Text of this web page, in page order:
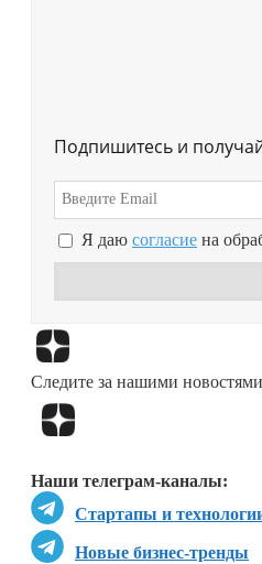
Подпишитесь и
Я даю согласие на
Следите за нашими
Наши телеграм-каналы:
Стартапы и
Новые бизнес-тренды